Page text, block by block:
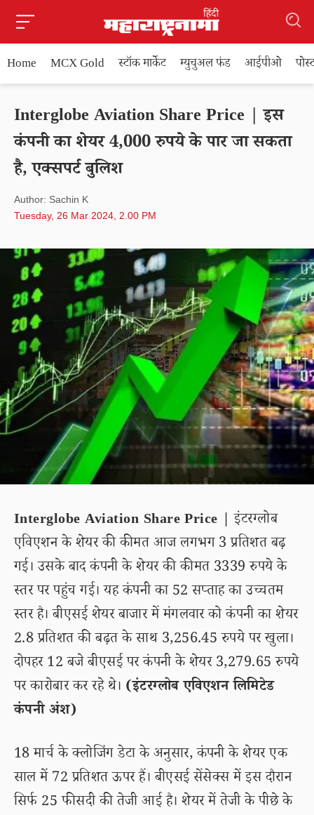
Home MCX Gold स्टॉक मार्केट म्युचुअल फंड आईपीओ
Interglobe Aviation Share Price | इस
कंपनी का शेयर 4,000 रुपये के पार जा सकता
है, एक्सपर्ट बुलिश
Author: Sachin K
Tuesday, 26 Mar 2024, 2.00 PM
Interglobe Aviation Share Price | इंटरग्लोब
एविएशन के शेयर की कीमत आज लगभग 3 प्रतिशत बढ़
गई। उसके बाद कंपनी के शेयर की कीमत 3339 रुपये के
स्तर पर पहुंच गई। यह कंपनी का 52 सप्ताह का उच्चतम
स्तर है। बीएसई शेयर बाजार में मंगलवार को कंपनी का शेयर
2.8 प्रतिशत की बढ़त के साथ 3,256.45 रुपये पर खुला।
दोपहर 12 बजे बीएसई पर कंपनी के शेयर 3,279.65 रुपये
पर कारोबार कर रहे थे। (इंटरग्लोब एविएशन लिमिटेड
कंपनी अंश)
18 मार्च के क्लोजिंग डेटा के अनुसार, कंपनी के शेयर एक
साल में 72 प्रतिशत ऊपर हैं। बीएसई सेंसेक्स में इस दौरान
सिर्फ 25 फीसदी की तेजी आई है। शेयर में तेजी के पीछे के